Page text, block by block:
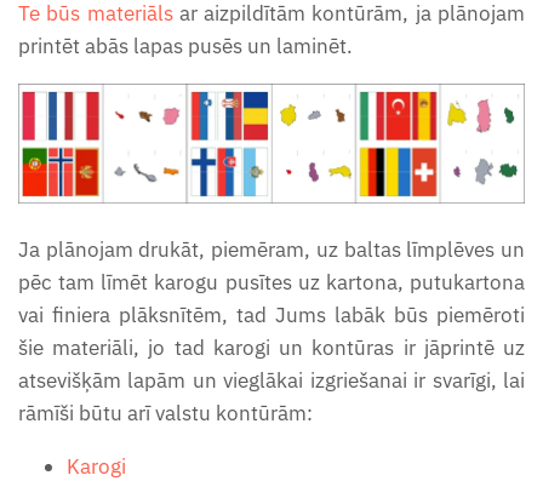
Te būs materiāls ar aizpildītām kontūrām, ja plānojam
printēt abās lapas pusēs un laminēt.
Ja plānojam drukāt, piemēram, uz baltas līmplēves un
pēc tam līmēt karogu pusītes uz kartona, putukartona
vai finiera plāksnītēm, tad Jums labāk būs piemēroti
šie materiāli, jo tad karogi un kontūras ir jāprintē uz
atsevišķām lapām un vieglākai izgriešanai ir svarīgi, lai
rāmīši būtu arī valstu kontūrām:
Karogi